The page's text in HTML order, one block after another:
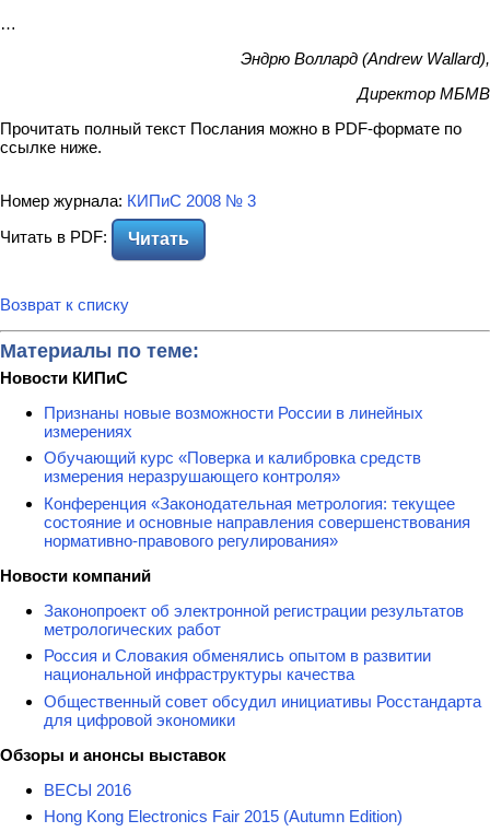
…
Эндрю Воллард (Andrew Wallard),
Директор МБМВ
Прочитать полный текст Послания можно в PDF-формате по
ссылке ниже.
Номер журнала: КИПиС 2008 № 3
Читать в PDF:
Читать
Возврат к списку
Материалы по теме:
Новости КИПиС
Признаны новые возможности России в линейных
измерениях
Обучающий курс «Поверка и калибровка средств
измерения неразрушающего контроля»
Конференция «Законодательная метрология: текущее
состояние и основные направления совершенствования
нормативно-правового регулирования»
Новости компаний
Законопроект об электронной регистрации результатов
метрологических работ
Россия и Словакия обменялись опытом в развитии
национальной инфраструктуры качества
Общественный совет обсудил инициативы Росстандарта
для цифровой экономики
Обзоры и анонсы выставок
ВЕСЫ 2016
Hong Kong Electronics Fair 2015 (Autumn Edition)